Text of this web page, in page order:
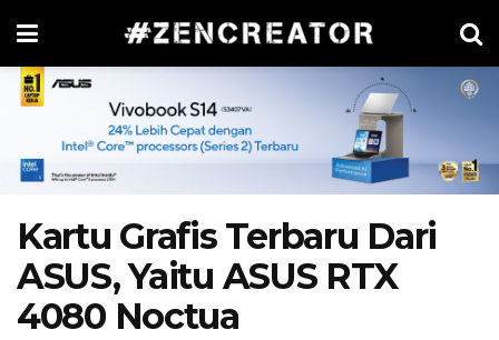
Kartu Grafis Terbaru Dari
ASUS, Yaitu ASUS RTX
4080 Noctua